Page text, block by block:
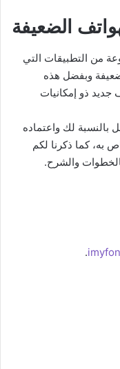
الضعيفة
من التطبيقات التي
وبفضل هذه
ذو إمكانيات
بالنسبة لك واعتماده
به، كما ذكرنا لكم
والشرح.
.